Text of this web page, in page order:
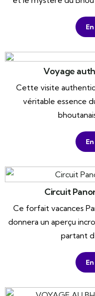
Voyage
Cette visite
véritable essence
Circuit
Ce forfait vacances
donnera un aperçu
partant